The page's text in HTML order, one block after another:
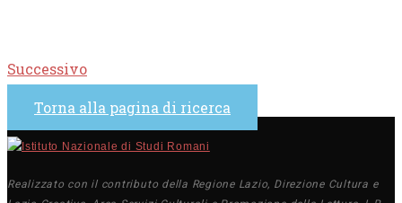
Successivo
Torna alla pagina di ricerca
Realizzato con il contributo della Regione Lazio, Direzione Cultura e